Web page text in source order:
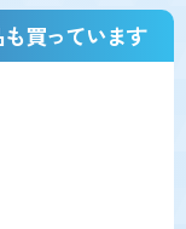
買っています